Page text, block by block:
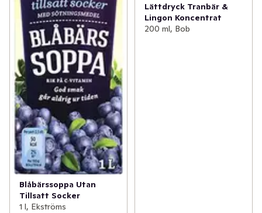
Blåbärssoppa Utan
Tillsatt Socker
1 l, Ekströms
Lättdryck Tranbär &
Lingon Koncentrat
200 ml, Bob